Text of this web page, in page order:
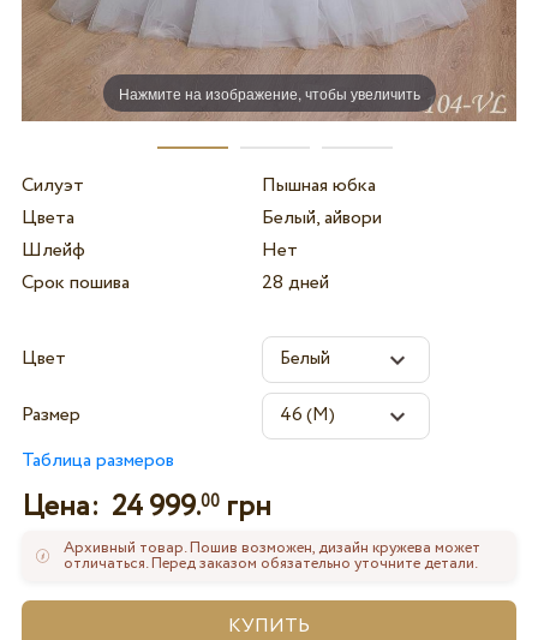
Нажмите на изображение, чтобы увеличить
Силуэт
Пышная юбка
Цвета
Белый, айвори
Шлейф
Нет
Срок пошива
28 дней
Цвет
Размер
Таблица размеров
Цена: 24 999.00грн
Архивный товар. Пошив возможен, дизайн кружева может
отличаться. Перед заказом обязательно уточните детали.